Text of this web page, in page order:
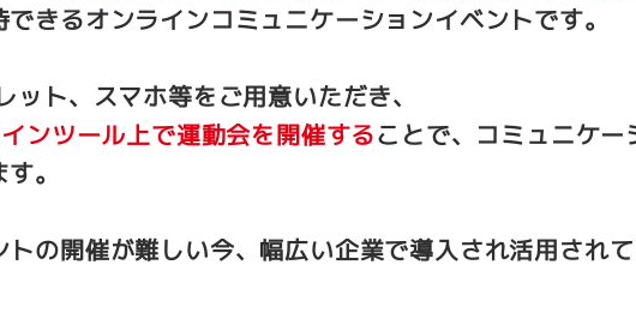
きるオンラインコミュニケーションイベントです。
ット、スマホ等をご用意いただき、
ンツール上で運動会を開催することで、コミュニケ
。
トの開催が難しい今、幅広い企業で導入され活用され